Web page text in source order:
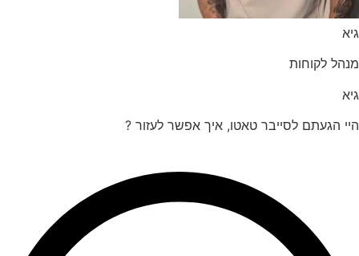
לקוחות
הגעתם לסייבר טאטו, איך אפשר לעזור ?